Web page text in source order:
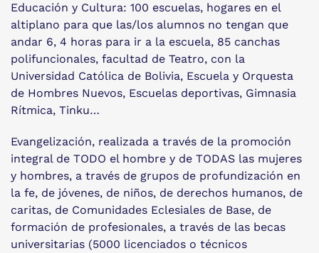
Educación y Cultura: 100 escuelas, hogares en el
altiplano para que las/los alumnos no tengan que
andar 6, 4 horas para ir a la escuela, 85 canchas
polifuncionales, facultad de Teatro, con la
Universidad Católica de Bolivia, Escuela y Orquesta
de Hombres Nuevos, Escuelas deportivas, Gimnasia
Rítmica, Tinku…
Evangelización, realizada a través de la promoción
integral de TODO el hombre y de TODAS las mujeres
y hombres, a través de grupos de profundización en
la fe, de jóvenes, de niños, de derechos humanos, de
caritas, de Comunidades Eclesiales de Base, de
formación de profesionales, a través de las becas
universitarias (5000 licenciados o técnicos